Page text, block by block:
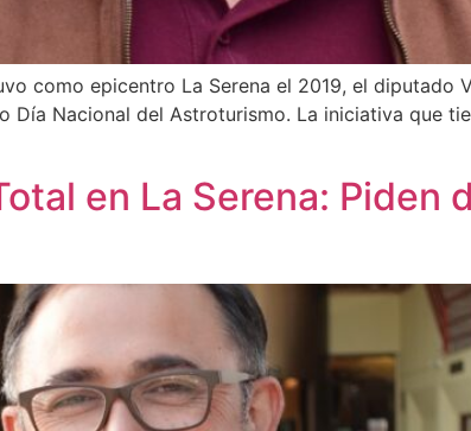
como epicentro La Serena el 2019, el diputado
Nacional del Astroturismo. La iniciativa que
en La Serena: Piden